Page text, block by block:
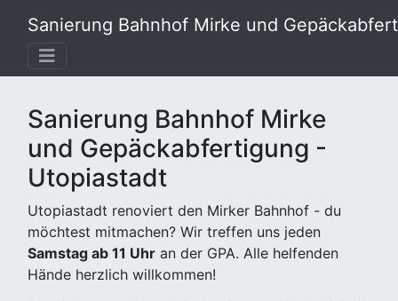
Sanierung Bahnhof Mirke und
Sanierung Bahnhof Mirke
und Gepäckabfertigung -
Utopiastadt
Utopiastadt renoviert den Mirker Bahnhof - du
möchtest mitmachen? Wir treffen uns jeden
Samstag ab 11 Uhr an der GPA. Alle helfenden
Hände herzlich willkommen!